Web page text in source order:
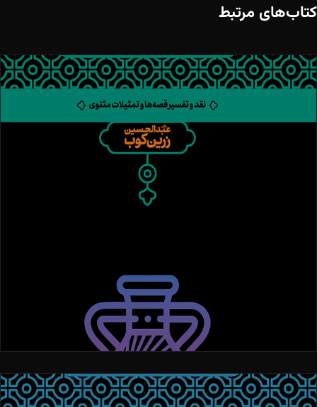
کتاب‌های مرتبط